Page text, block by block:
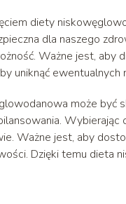
diety
dla naszego
Ważne jest, aby
uniknąć ewentualnych
może być
Ważne jest, aby
Dzięki temu dieta